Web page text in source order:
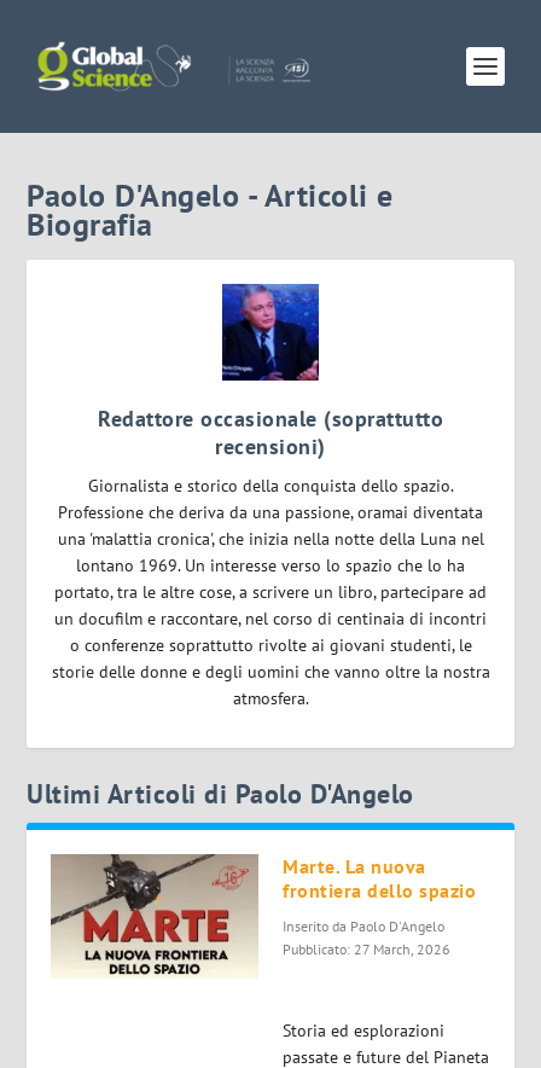
Paolo D'Angelo - Articoli e
Biografia
Redattore occasionale (soprattutto
recensioni)
Giornalista e storico della conquista dello spazio.
Professione che deriva da una passione, oramai diventata
una 'malattia cronica', che inizia nella notte della Luna nel
lontano 1969. Un interesse verso lo spazio che lo ha
portato, tra le altre cose, a scrivere un libro, partecipare ad
un docufilm e raccontare, nel corso di centinaia di incontri
o conferenze soprattutto rivolte ai giovani studenti, le
storie delle donne e degli uomini che vanno oltre la nostra
atmosfera.
Ultimi Articoli di Paolo D'Angelo
Marte. La nuova
frontiera dello spazio
Inserito da Paolo D'Angelo
Pubblicato: 27 March, 2026
Storia ed esplorazioni
passate e future del Pianeta